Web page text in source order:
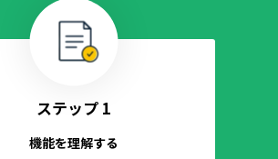
ステップ 1
機能を理解する